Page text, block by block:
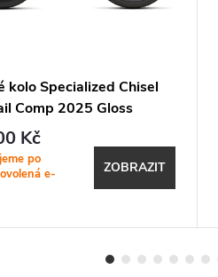
kolo Specialized Chisel
Comp 2025 Gloss
Deep Marine / White
Kč
po
e-
ZOBRAZIT